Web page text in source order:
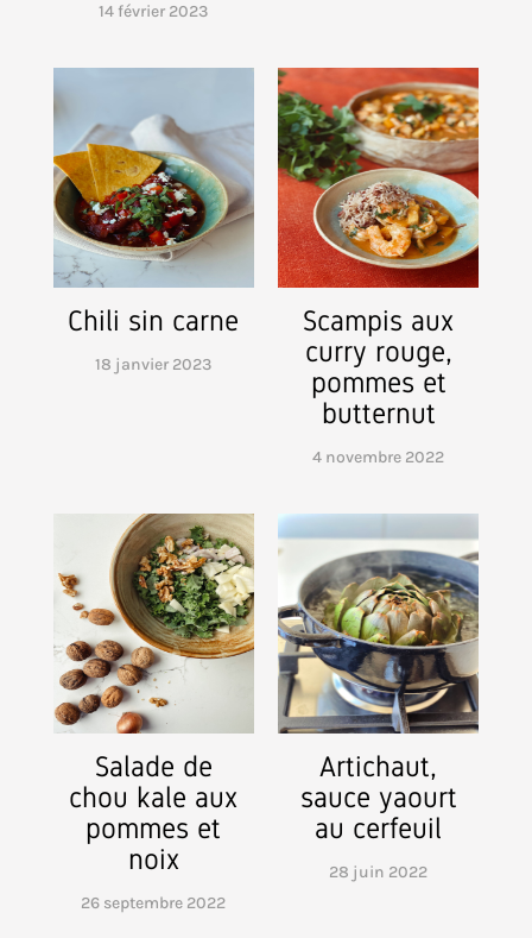
14 février 2023
Chili sin carne
18 janvier 2023
Scampis aux
curry rouge,
pommes et
butternut
4 novembre 2022
Salade de
chou kale aux
pommes et
noix
26 septembre 2022
Artichaut,
sauce yaourt
au cerfeuil
28 juin 2022